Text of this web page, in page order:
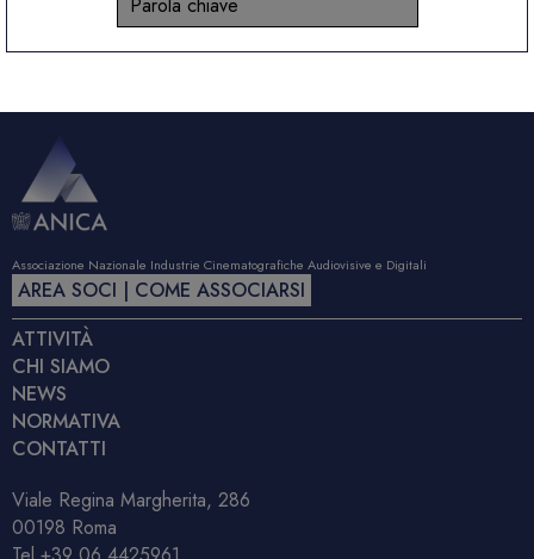
Associazione Nazionale Industrie Cinematografiche Audiovisive e Digitali
AREA SOCI | COME ASSOCIARSI
ATTIVITÀ
CHI SIAMO
NEWS
NORMATIVA
CONTATTI
Viale Regina Margherita, 286
00198 Roma